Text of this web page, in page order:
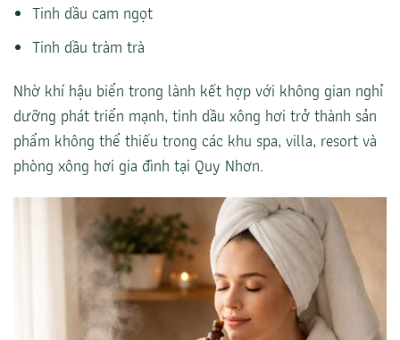
Tinh dầu cam ngọt
Tinh dầu tràm trà
Nhờ khí hậu biển trong lành kết hợp với không gian nghỉ
dưỡng phát triển mạnh, tinh dầu xông hơi trở thành sản
phẩm không thể thiếu trong các khu spa, villa, resort và
phòng xông hơi gia đình tại Quy Nhơn.